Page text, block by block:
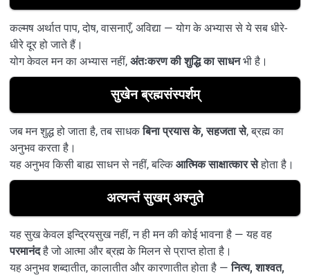
कल्मष अर्थात पाप, दोष, वासनाएँ, अविद्या — योग के अभ्यास से ये सब धीरे-
धीरे दूर हो जाते हैं।
योग केवल मन का अभ्यास नहीं, अंतःकरण की शुद्धि का साधनभी है।
सुखेन ब्रह्मसंस्पर्शम्
जब मन शुद्ध हो जाता है, तब साधकबिना प्रयास के, सहजता से, ब्रह्म का
अनुभव करता है।
यह अनुभव किसी बाह्य साधन से नहीं, बल्कि आत्मिक साक्षात्कार सेहोता है।
अत्यन्तं सुखम् अश्नुते
यह सुख केवल इन्द्रियसुख नहीं, न ही मन की कोई भावना है — यह वह
परमानंदहै जो आत्मा और ब्रह्म के मिलन से प्राप्त होता है।
यह अनुभव शब्दातीत, कालातीत और कारणातीत होता है —नित्य, शाश्वत,